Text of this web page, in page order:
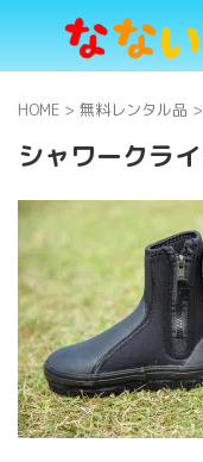
HOME > 無料レンタル品 >
シャワークラ